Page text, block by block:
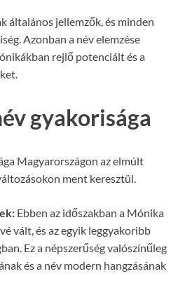
általános jellemzők, és minden
Azonban a név elemzése
rejlő potenciált és a
gyakorisága
Magyarországon az elmúlt
ment keresztül.
Ebben az időszakban a Mónika
vált, és az egyik leggyakoribb
Ez a népszerűség valószínűleg
és a név modern hangzásának